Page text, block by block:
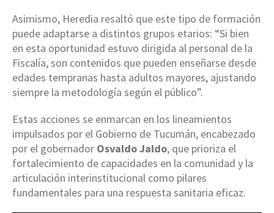
Asimismo, Heredia resaltó que este tipo de formación
puede adaptarse a distintos grupos etarios: “Si bien
en esta oportunidad estuvo dirigida al personal de la
Fiscalía, son contenidos que pueden enseñarse desde
edades tempranas hasta adultos mayores, ajustando
siempre la metodología según el público”.
Estas acciones se enmarcan en los lineamientos
impulsados por el Gobierno de Tucumán, encabezado
por el gobernador Osvaldo Jaldo, que prioriza el
fortalecimiento de capacidades en la comunidad y la
articulación interinstitucional como pilares
fundamentales para una respuesta sanitaria eficaz.